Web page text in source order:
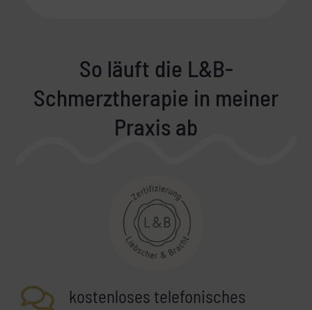
So läuft die L&B-
Schmerztherapie in meiner
Praxis ab
kostenloses telefonisches